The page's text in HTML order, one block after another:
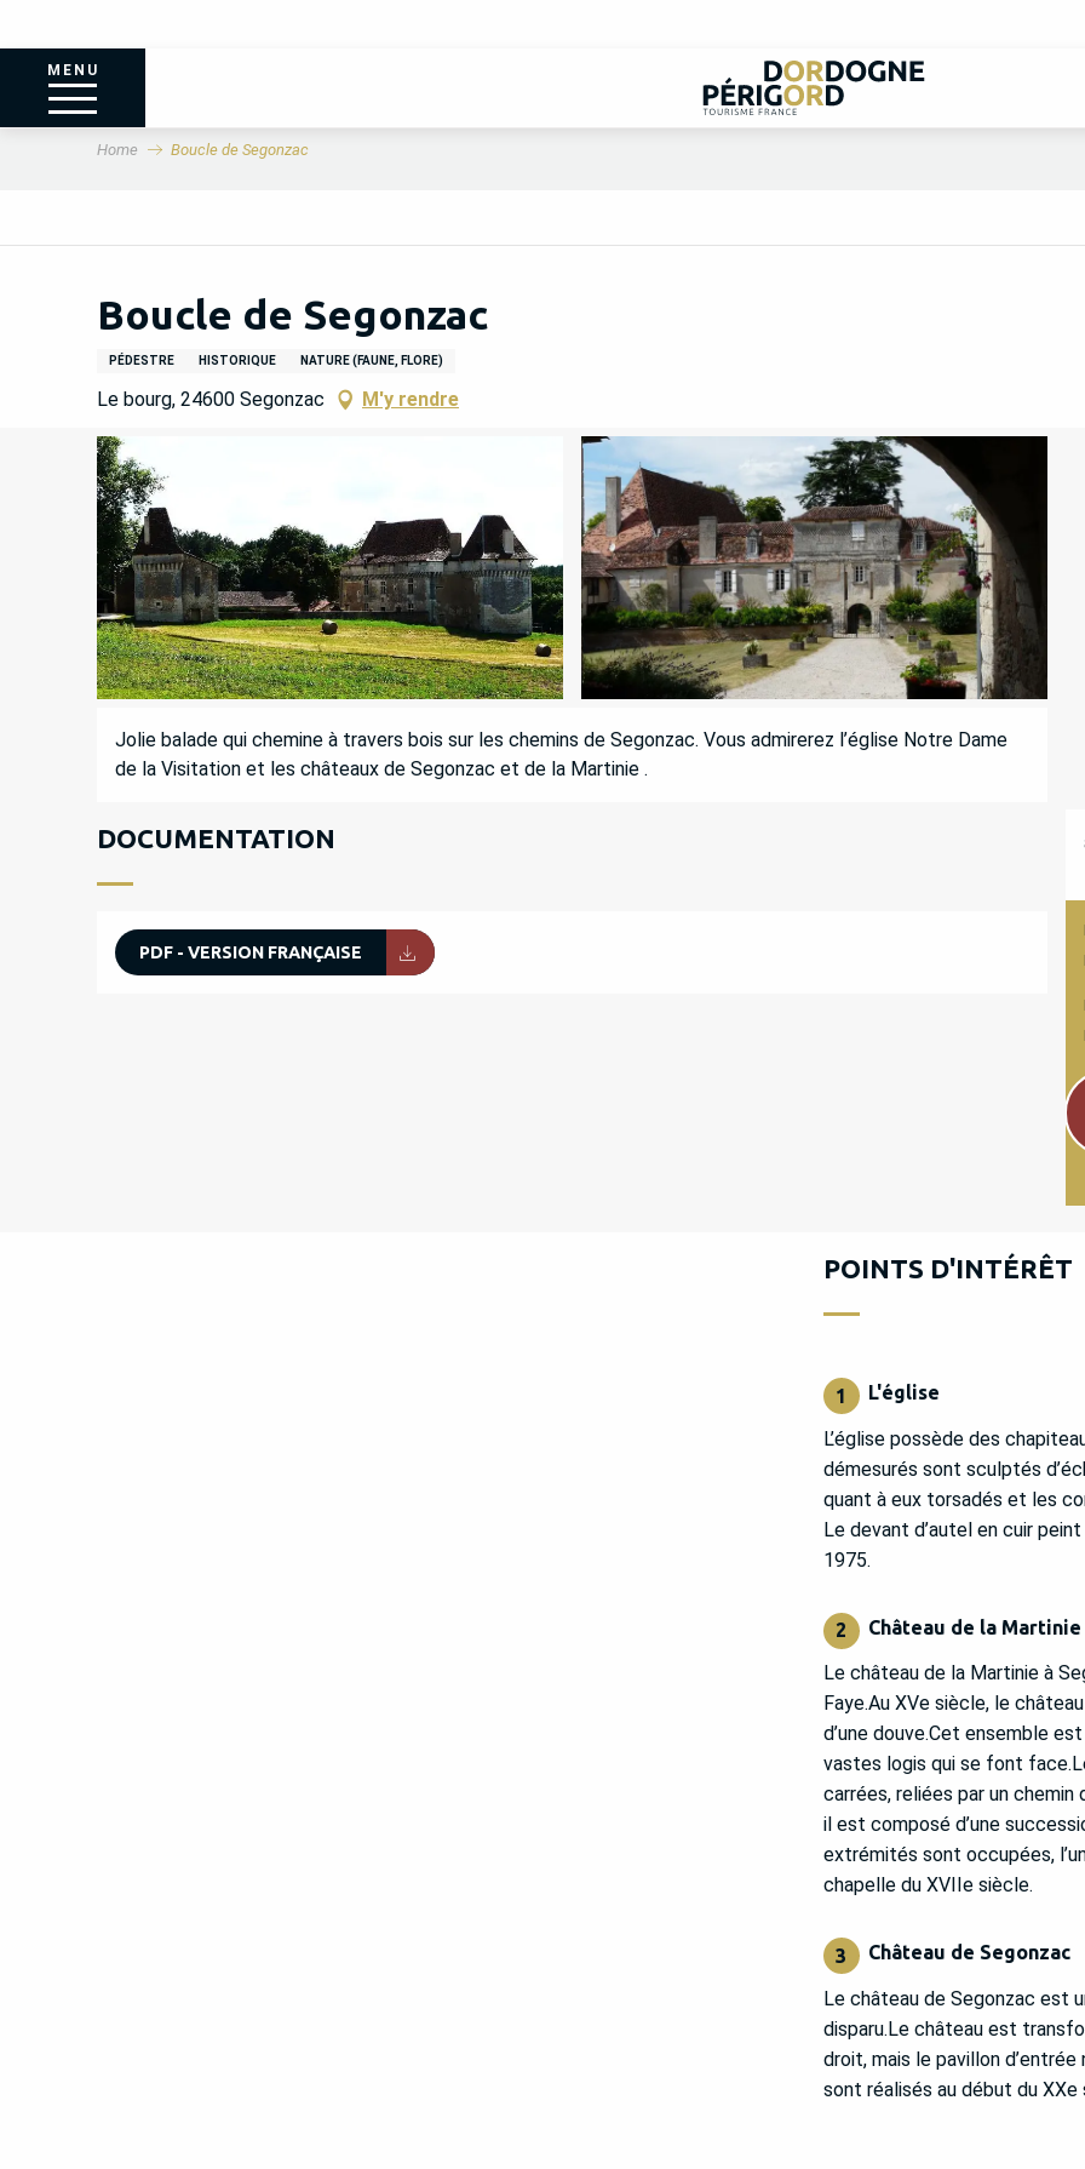
MENU
Home Boucle de Segonzac
Boucle de Segonzac
PÉDESTRE HISTORIQUE NATURE (FAUNE, FLORE)
Le bourg, 24600 Segonzac M'y rendre
DESCRIPTION
Jolie balade qui chemine à travers bois sur les chemins de Segonzac. Vous admirerez l’église Notre Dame
de la Visitation et les châteaux de Segonzac et de la Martinie .
DOCUMENTATION
PDF - VERSION FRANÇAISE
POINTS D'INTÉRÊT
1 L'église
L’église possède des
démesurés sont sculptés
quant à eux torsadés et les
Le devant d’autel en cuir
1975.
2 Château de la Martinie
Le château de la Martinie à
Faye.Au XVe siècle, le
d’une douve.Cet ensemble
vastes logis qui se font
carrées, reliées par un
il est composé d’une
extrémités sont occupées,
chapelle du XVIIe siècle.
3 Château de Segonzac
Le château de Segonzac est
disparu.Le château est
droit, mais le pavillon d’entrée
sont réalisés au début du XXe